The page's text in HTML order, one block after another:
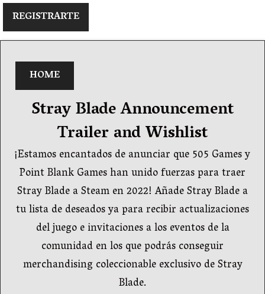
REGISTRARTE
HOME
Stray Blade Announcement
Trailer and Wishlist
¡Estamos encantados de anunciar que 505 Games y
Point Blank Games han unido fuerzas para traer
Stray Blade a Steam en 2022! Añade Stray Blade a
tu lista de deseados ya para recibir actualizaciones
del juego e invitaciones a los eventos de la
comunidad en los que podrás conseguir
merchandising coleccionable exclusivo de Stray
Blade.